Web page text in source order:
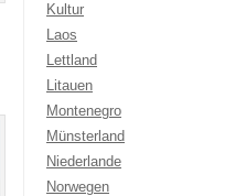
Kultur
Laos
Lettland
Litauen
Montenegro
Münsterland
Niederlande
Norwegen